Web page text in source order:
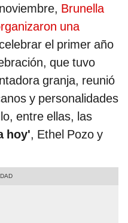
Brunella
una
el primer año
que tuvo
granja, reunió
y personalidades
entre ellas, las
hoy', Ethel Pozo y